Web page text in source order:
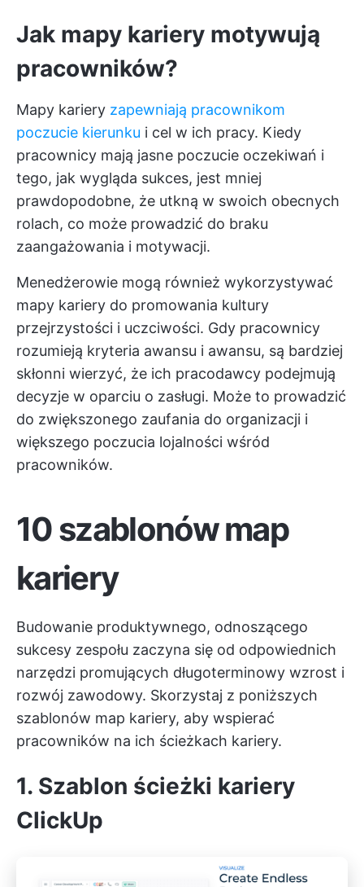
Jak mapy kariery motywują
pracowników?
Mapy kariery zapewniają pracownikom
poczucie kierunku i cel w ich pracy. Kiedy
pracownicy mają jasne poczucie oczekiwań i
tego, jak wygląda sukces, jest mniej
prawdopodobne, że utkną w swoich obecnych
rolach, co może prowadzić do braku
zaangażowania i motywacji.
Menedżerowie mogą również wykorzystywać
mapy kariery do promowania kultury
przejrzystości i uczciwości. Gdy pracownicy
rozumieją kryteria awansu i awansu, są bardziej
skłonni wierzyć, że ich pracodawcy podejmują
decyzje w oparciu o zasługi. Może to prowadzić
do zwiększonego zaufania do organizacji i
większego poczucia lojalności wśród
pracowników.
10 szablonów map
kariery
Budowanie produktywnego, odnoszącego
sukcesy zespołu zaczyna się od odpowiednich
narzędzi promujących długoterminowy wzrost i
rozwój zawodowy. Skorzystaj z poniższych
szablonów map kariery, aby wspierać
pracowników na ich ścieżkach kariery.
1. Szablon ścieżki kariery
ClickUp